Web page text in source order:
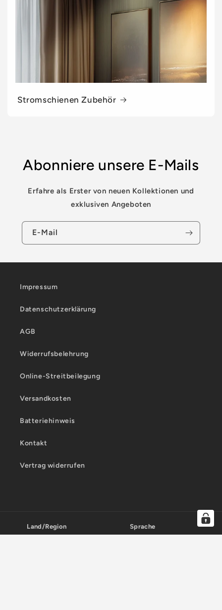
Stromschienen Zubehör
Abonniere unsere E-Mails
Erfahre als Erster von neuen Kollektionen und
exklusiven Angeboten
E-Mail
Impressum
Datenschutzerklärung
AGB
Widerrufsbelehrung
Online-Streitbeilegung
Versandkosten
Batteriehinweis
Kontakt
Vertrag widerrufen
Land/Region Sprache